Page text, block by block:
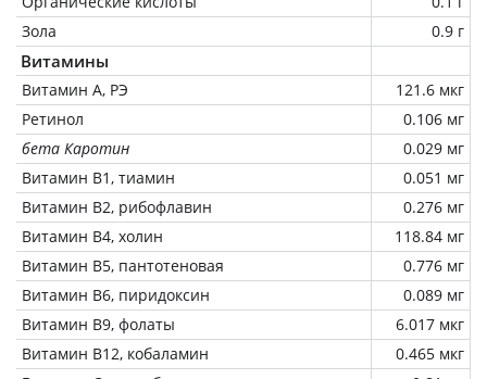
Зола
0.9 г
Витамины
Витамин А, РЭ
121.6 мкг
Ретинол
0.106 мг
бета Каротин
0.029 мг
Витамин В1, тиамин
0.051 мг
Витамин В2, рибофлавин
0.276 мг
Витамин В4, холин
118.84 мг
Витамин В5, пантотеновая
0.776 мг
Витамин В6, пиридоксин
0.089 мг
Витамин В9, фолаты
6.017 мкг
Витамин В12, кобаламин
0.465 мкг